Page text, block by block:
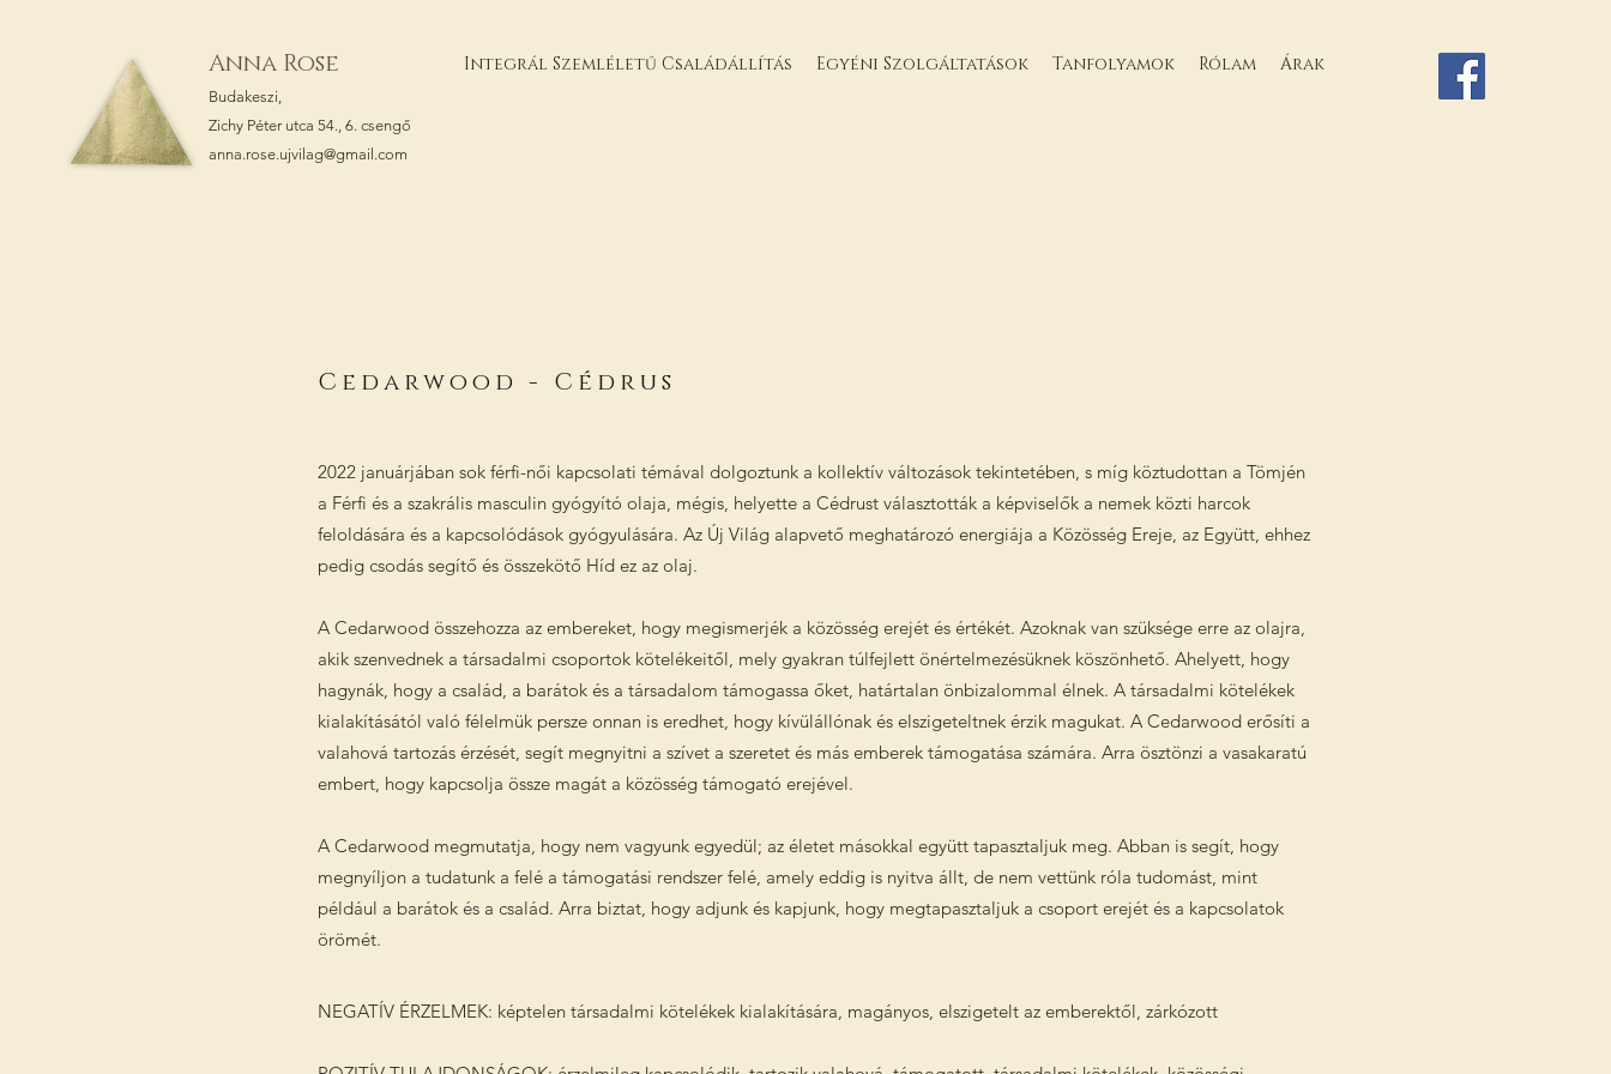
Anna Rose
Budakeszi,
Zichy Péter utca 54., 6. csengő
anna.rose.ujvilag@gmail.com
Integrál Szemléletű Családállítás Egyéni Szolgáltatások Tanfolyamok Rólam Árak
Cedarwood - Cédrus
2022 januárjában sok férfi-női kapcsolati témával dolgoztunk a kollektív változások tekintetében, s míg köztudottan a Tömjén
a Férfi és a szakrális masculin gyógyító olaja, mégis, helyette a Cédrust választották a képviselők a nemek közti harcok
feloldására és a kapcsolódások gyógyulására. Az Új Világ alapvető meghatározó energiája a Közösség Ereje, az Együtt, ehhez
pedig csodás segítő és összekötő Híd ez az olaj.
A Cedarwood összehozza az embereket, hogy megismerjék a közösség erejét és értékét. Azoknak van szüksége erre az olajra,
akik szenvednek a társadalmi csoportok kötelékeitől, mely gyakran túlfejlett önértelmezésüknek köszönhető. Ahelyett, hogy
hagynák, hogy a család, a barátok és a társadalom támogassa őket, határtalan önbizalommal élnek. A társadalmi kötelékek
kialakításától való félelmük persze onnan is eredhet, hogy kívülállónak és elszigeteltnek érzik magukat. A Cedarwood erősíti a
valahová tartozás érzését, segít megnyitni a szívet a szeretet és más emberek támogatása számára. Arra ösztönzi a vasakaratú
embert, hogy kapcsolja össze magát a közösség támogató erejével.
A Cedarwood megmutatja, hogy nem vagyunk egyedül; az életet másokkal együtt tapasztaljuk meg. Abban is segít, hogy
megnyíljon a tudatunk a felé a támogatási rendszer felé, amely eddig is nyitva állt, de nem vettünk róla tudomást, mint
például a barátok és a család. Arra biztat, hogy adjunk és kapjunk, hogy megtapasztaljuk a csoport erejét és a kapcsolatok
örömét.
NEGATÍV ÉRZELMEK: képtelen társadalmi kötelékek kialakítására, magányos, elszigetelt az emberektől, zárkózott